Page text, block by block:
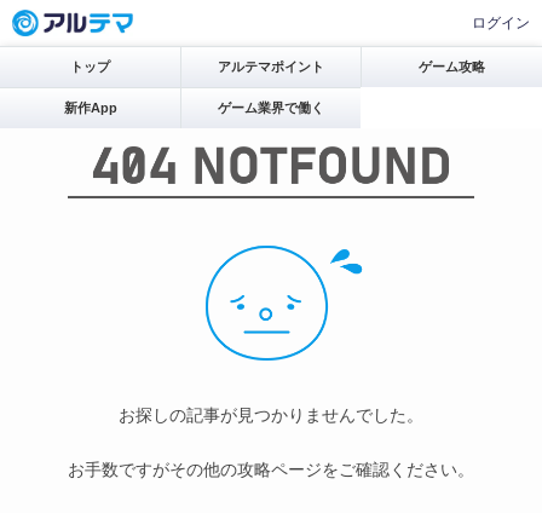
ログイン
トップ アルテマポイント ゲーム攻略
新作App ゲーム業界で働く
お探しの記事が見つかりませんでした。
お手数ですがその他の攻略ページをご確認ください。